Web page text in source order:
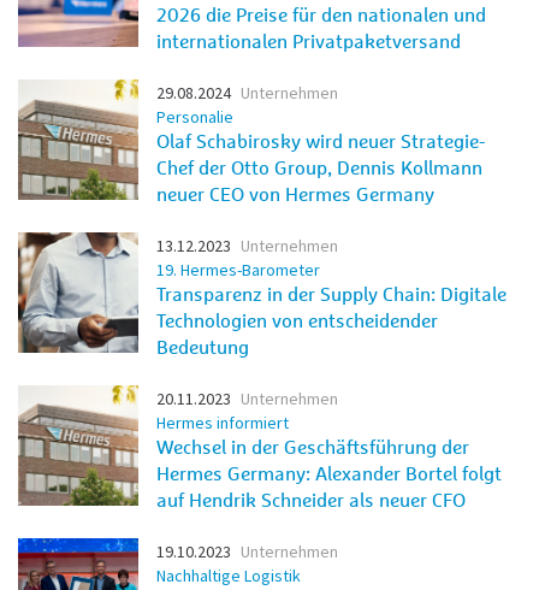
2026 die Preise für den nationalen und
internationalen Privatpaketversand
29.08.2024 Unternehmen
Personalie
Olaf Schabirosky wird neuer Strategie-
Chef der Otto Group, Dennis Kollmann
neuer CEO von Hermes Germany
13.12.2023 Unternehmen
19. Hermes-Barometer
Transparenz in der Supply Chain: Digitale
Technologien von entscheidender
Bedeutung
20.11.2023 Unternehmen
Hermes informiert
Wechsel in der Geschäftsführung der
Hermes Germany: Alexander Bortel folgt
auf Hendrik Schneider als neuer CFO
19.10.2023 Unternehmen
Nachhaltige Logistik